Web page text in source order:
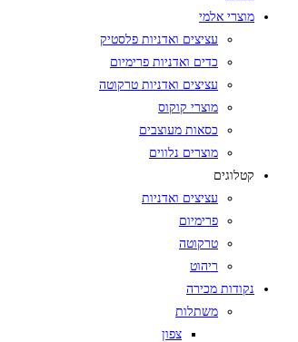
מוצרי אלמי
עציצים ואדניות פלסטיק
כדים ואדניות פרימיום
עציצים ואדניות טרקוטה
מוצרי קוקוס
כסאות מעוצבים
מוצרים נלווים
קטלוגים
עציצים ואדניות
פרימיום
טרקוטה
ריהוט
נקודות מכירה
משתלות
צפון